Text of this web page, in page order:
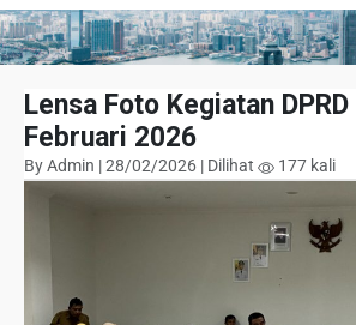
Lensa Foto Kegiatan
Februari 2026
By Admin | 28/02/2026 | Dilihat 177 kali